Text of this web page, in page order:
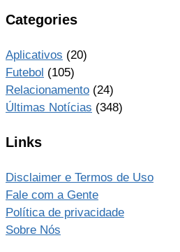
Categories
Aplicativos (20)
Futebol (105)
Relacionamento (24)
Últimas Notícias (348)
Links
Disclaimer e Termos de Uso
Fale com a Gente
Política de privacidade
Sobre Nós